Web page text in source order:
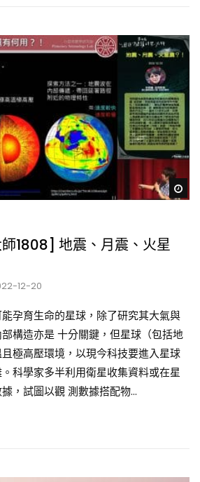
1808] 地震、月震、火星
12-20
孕育生命的星球，除了研究其大氣與
構造亦是 十分關鍵，但星球（包括地
極高壓環境，以現今科技要進入星球
科學家多半利用衛星收集資料或在星
，試圖以觀 測數據搭配物...